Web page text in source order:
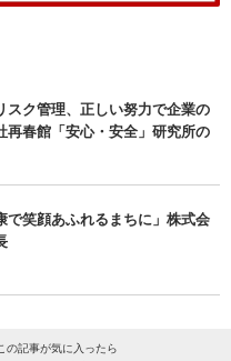
スク管理、正しい努力で企業の
再春館「安心・安全」研究所の
で笑顔あふれるまちに」株式会
の記事が気に入ったら